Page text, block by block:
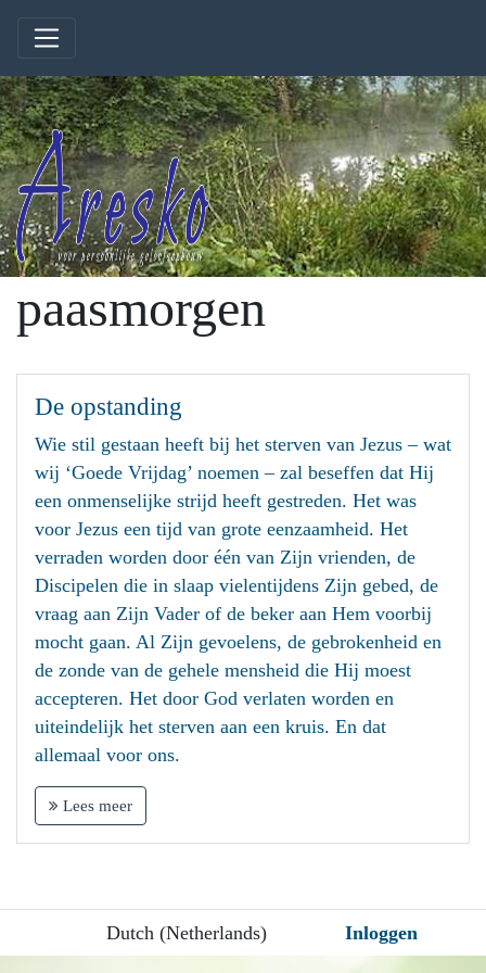
paasmorgen
De opstanding
Wie stil gestaan heeft bij het sterven van Jezus – wat
wij ‘Goede Vrijdag’ noemen – zal beseffen dat Hij
een onmenselijke strijd heeft gestreden. Het was
voor Jezus een tijd van grote eenzaamheid. Het
verraden worden door één van Zijn vrienden, de
Discipelen die in slaap vielentijdens Zijn gebed, de
vraag aan Zijn Vader of de beker aan Hem voorbij
mocht gaan. Al Zijn gevoelens, de gebrokenheid en
de zonde van de gehele mensheid die Hij moest
accepteren. Het door God verlaten worden en
uiteindelijk het sterven aan een kruis. En dat
allemaal voor ons.
Lees meer
Dutch (Netherlands) Inloggen